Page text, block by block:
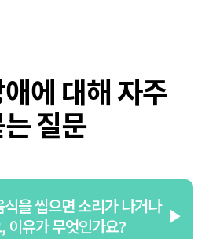
에 대해 자주
질문
을 씹으면 소리가 나거나
이유가 무엇인가요?